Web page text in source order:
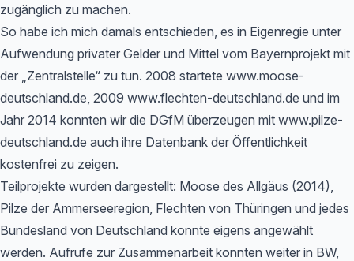
zugänglich zu machen.
So habe ich mich damals entschieden, es in Eigenregie unter
Aufwendung privater Gelder und Mittel vom Bayernprojekt mit
der „Zentralstelle“ zu tun. 2008 startete www.moose-
deutschland.de, 2009 www.flechten-deutschland.de und im
Jahr 2014 konnten wir die DGfM überzeugen mit www.pilze-
deutschland.de auch ihre Datenbank der Öffentlichkeit
kostenfrei zu zeigen.
Teilprojekte wurden dargestellt: Moose des Allgäus (2014),
Pilze der Ammerseeregion, Flechten von Thüringen und jedes
Bundesland von Deutschland konnte eigens angewählt
werden. Aufrufe zur Zusammenarbeit konnten weiter in BW,